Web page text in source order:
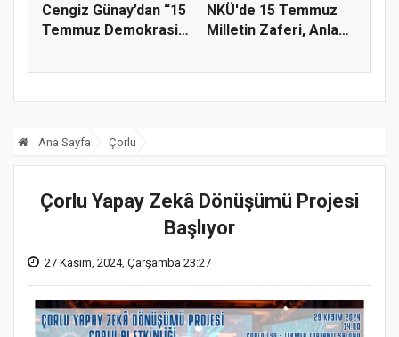
Cengiz Günay’dan “15
Temmuz Demokrasi
NKÜ'de 15 Temmuz
Milletin Zaferi, Anlam
Ana Sayfa Çorlu
Çorlu Yapay Zekâ Dönüşümü Projesi
Başlıyor
27 Kasım, 2024, Çarşamba 23:27